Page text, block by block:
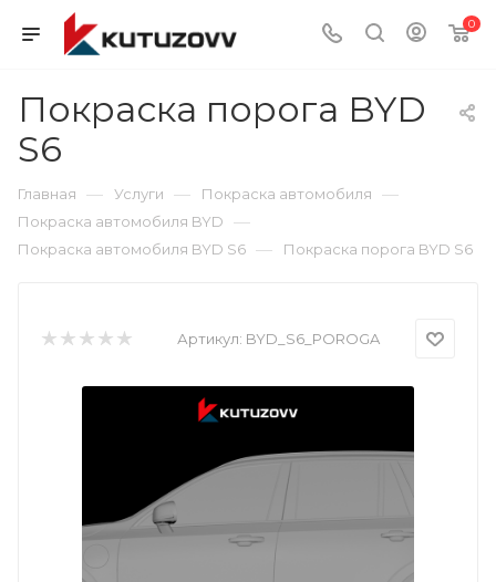
0
Покраска порога BYD
S6
Главная — Услуги — Покраска автомобиля —
Покраска автомобиля BYD —
Покраска автомобиля BYD S6 — Покраска порога BYD S6
Артикул: BYD_S6_POROGA